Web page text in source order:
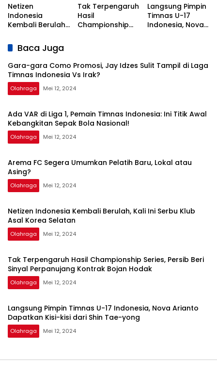
Timnas
Indonesia Vs
Irak?
Kebangkitan
Sepak Bola
Nasional!
Netizen
Indonesia
Kembali Berulah,
Asal Korea
Selatan
Tak Terpengaruh
Hasil
Championship
Kontrak Bojan
Hodak
Langsung Pimpin
Timnas U-17
Indonesia, Nova
yong
Baca Juga
Gara-gara Como Promosi, Jay Idzes Sulit Tampil di Laga
Timnas Indonesia Vs Irak?
Olahraga Mei 12, 2024
Ada VAR di Liga 1, Pemain Timnas Indonesia: Ini Titik Awal
Kebangkitan Sepak Bola Nasional!
Olahraga Mei 12, 2024
Arema FC Segera Umumkan Pelatih Baru, Lokal atau
Asing?
Olahraga Mei 12, 2024
Netizen Indonesia Kembali Berulah, Kali Ini Serbu Klub
Asal Korea Selatan
Olahraga Mei 12, 2024
Tak Terpengaruh Hasil Championship Series, Persib Beri
Sinyal Perpanujang Kontrak Bojan Hodak
Olahraga Mei 12, 2024
Langsung Pimpin Timnas U-17 Indonesia, Nova Arianto
Dapatkan Kisi-kisi dari Shin Tae-yong
Olahraga Mei 12, 2024